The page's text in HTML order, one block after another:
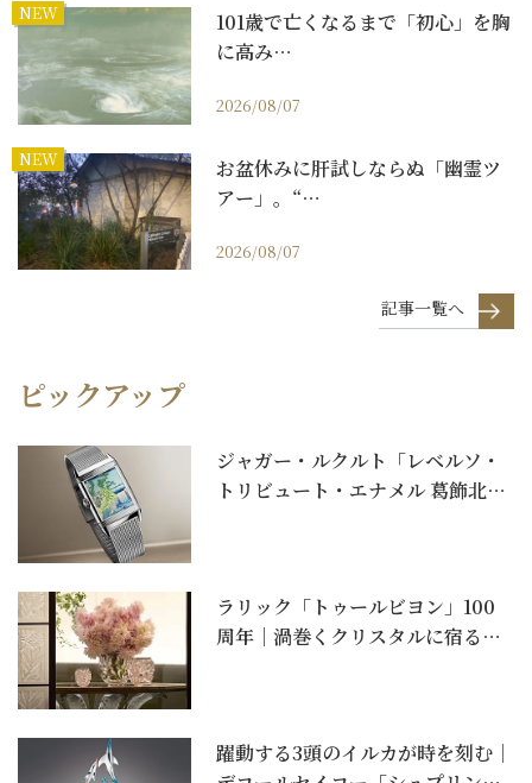
NEW
101歳で亡くなるまで「初心」を胸
に高み…
2026/08/07
NEW
お盆休みに肝試しならぬ「幽霊ツ
アー」。“…
2026/08/07
記事一覧へ
ピックアップ
ジャガー・ルクルト「レベルソ・
トリビュート・エナメル 葛飾北斎
ラリック「トゥールビヨン」100
周年｜渦巻くクリスタルに宿る一
躍動する3頭のイルカが時を刻む｜